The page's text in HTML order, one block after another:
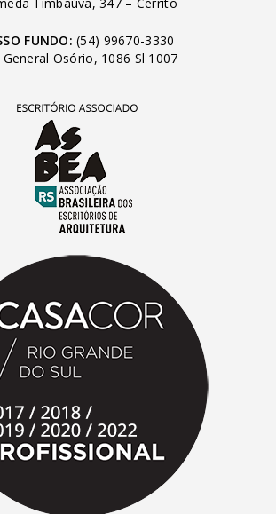
FUNDO: (54) 99670-3330
General Osório, 1086 Sl 1007